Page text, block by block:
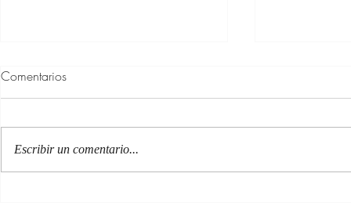
Comentarios
Escribir un comentario...